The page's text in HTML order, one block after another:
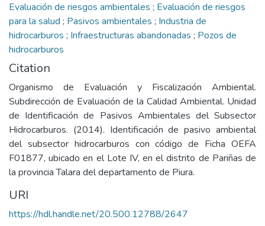
Evaluación de riesgos ambientales ; Evaluación de riesgos
para la salud ; Pasivos ambientales ; Industria de
hidrocarburos ; Infraestructuras abandonadas ; Pozos de
hidrocarburos
Citation
Organismo de Evaluación y Fiscalización Ambiental.
Subdirección de Evaluación de la Calidad Ambiental. Unidad
de Identificación de Pasivos Ambientales del Subsector
Hidrocarburos. (2014). Identificación de pasivo ambiental
del subsector hidrocarburos con código de Ficha OEFA
F01877, ubicado en el Lote IV, en el distrito de Pariñas de
la provincia Talara del departamento de Piura.
URI
https://hdl.handle.net/20.500.12788/2647